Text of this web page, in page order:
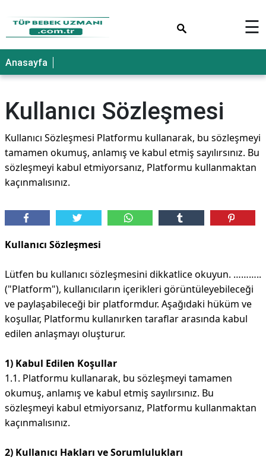
☰
Anasayfa
Kullanıcı Sözleşmesi
Kullanıcı Sözleşmesi Platformu kullanarak, bu sözleşmeyi
tamamen okumuş, anlamış ve kabul etmiş sayılırsınız. Bu
sözleşmeyi kabul etmiyorsanız, Platformu kullanmaktan
kaçınmalısınız.
Kullanıcı Sözleşmesi
Lütfen bu kullanıcı sözleşmesini dikkatlice okuyun. ………..
("Platform"), kullanıcıların içerikleri görüntüleyebileceği
ve paylaşabileceği bir platformdur. Aşağıdaki hüküm ve
koşullar, Platformu kullanırken taraflar arasında kabul
edilen anlaşmayı oluşturur.
1) Kabul Edilen Koşullar
1.1. Platformu kullanarak, bu sözleşmeyi tamamen
okumuş, anlamış ve kabul etmiş sayılırsınız. Bu
sözleşmeyi kabul etmiyorsanız, Platformu kullanmaktan
kaçınmalısınız.
2) Kullanıcı Hakları ve Sorumlulukları